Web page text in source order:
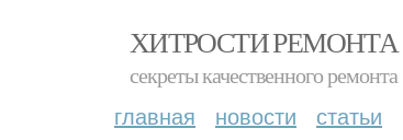
ХИТРОСТИ РЕМОНТА
секреты качественного ремонта
главная новости статьи